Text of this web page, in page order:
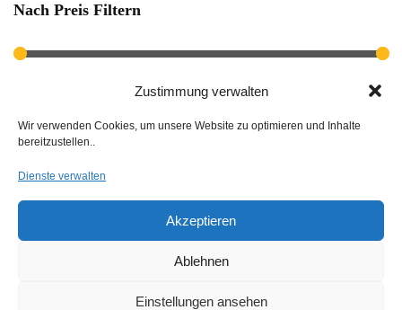
Zustimmung verwalten
Wir verwenden Cookies, um unsere Website zu optimieren und Inhalte
bereitzustellen..
Dienste verwalten
Akzeptieren
Ablehnen
Einstellungen ansehen
Nach Preis Filtern
FILTER
Preis:20 €—40 €